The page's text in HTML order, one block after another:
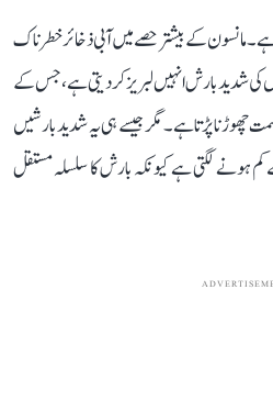
ہے۔ مانسون کے بیشتر حصے میں آبی ذخائر خطرناک
کی شدید بارش انہیں لبریز کر دیتی ہے، جس کے
چھوڑنا پڑتا ہے۔ مگر جیسے ہی یہ شدید بارشیں
کم ہونے لگتی ہے کیونکہ بارش کا سلسلہ مستقل